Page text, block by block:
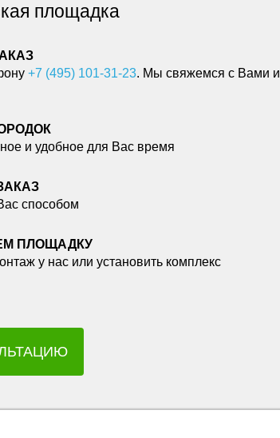
площадка
+7 (495) 101-31-23. Мы свяжемся с Вами и
и удобное для Вас время
способом
ПЛОЩАДКУ
у нас или установить комплекс